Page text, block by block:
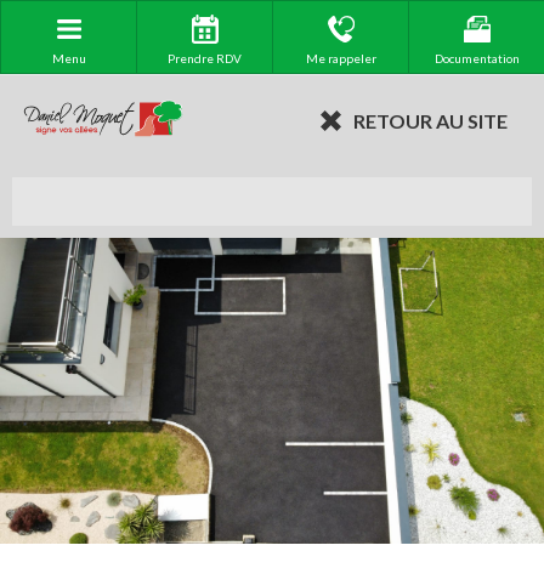
Menu Prendre RDV Me rappeler Documentation
RETOUR AU SITE